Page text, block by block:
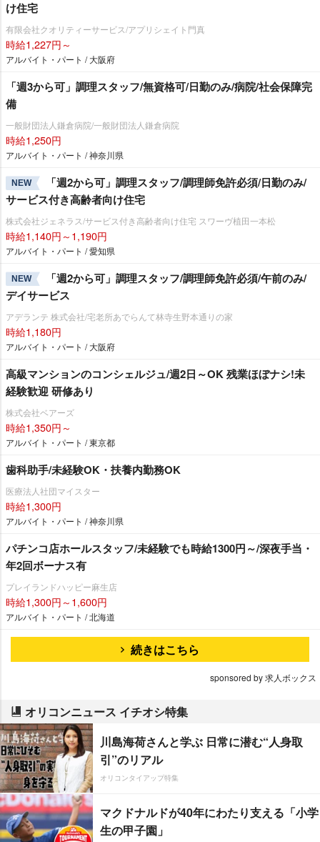
け住宅
有限会社クオリティーサービス/アプリシェイト門真
時給1,227円～
アルバイト・パート / 大阪府
「週3から可」調理スタッフ/無資格可/日勤のみ/病院/社会保障完
備
一般財団法人鎌倉病院/一般財団法人鎌倉病院
時給1,250円
アルバイト・パート / 神奈川県
NEW
「週2から可」調理スタッフ/調理師免許必須/日勤のみ/
サービス付き高齢者向け住宅
株式会社ジェネラス/サービス付き高齢者向け住宅 スワーヴ植田一本松
時給1,140円～1,190円
アルバイト・パート / 愛知県
NEW
「週2から可」調理スタッフ/調理師免許必須/午前のみ/
デイサービス
アデランテ 株式会社/宅老所あでらんて林寺生野本通りの家
時給1,180円
アルバイト・パート / 大阪府
高級マンションのコンシェルジュ/週2日～OK 残業ほぼナシ!未
経験歓迎 研修あり
株式会社ベアーズ
時給1,350円～
アルバイト・パート / 東京都
歯科助手/未経験OK・扶養内勤務OK
医療法人社団マイスター
時給1,300円
アルバイト・パート / 神奈川県
パチンコ店ホールスタッフ/未経験でも時給1300円～/深夜手当・
年2回ボーナス有
プレイランドハッピー麻生店
時給1,300円～1,600円
アルバイト・パート / 北海道
続きはこちら
sponsored by 求人ボックス
オリコンニュース イチオシ特集
川島海荷さんと学ぶ 日常に潜む“人身取
引”のリアル
オリコンタイアップ特集
マクドナルドが40年にわたり支える「小学
生の甲子園」